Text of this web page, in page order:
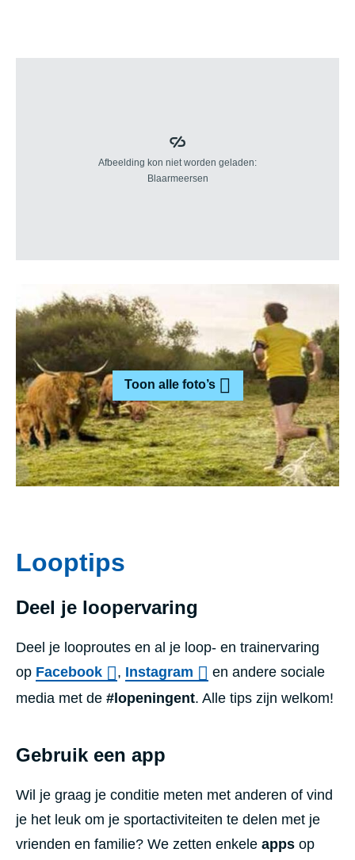
Toon alle foto’s
Looptips
Deel je loopervaring
Deel je looproutes en al je loop- en trainervaring
op Facebook , Instagram
en andere sociale
media met de #lopeningent. Alle tips zijn welkom!
Gebruik een app
Wil je graag je conditie meten met anderen of vind
je het leuk om je sportactiviteiten te delen met je
vrienden en familie? We zetten enkele apps op